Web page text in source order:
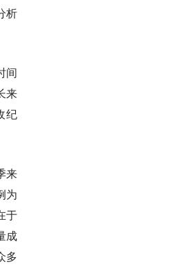
析
间
来
纪
来
为
于
成
多